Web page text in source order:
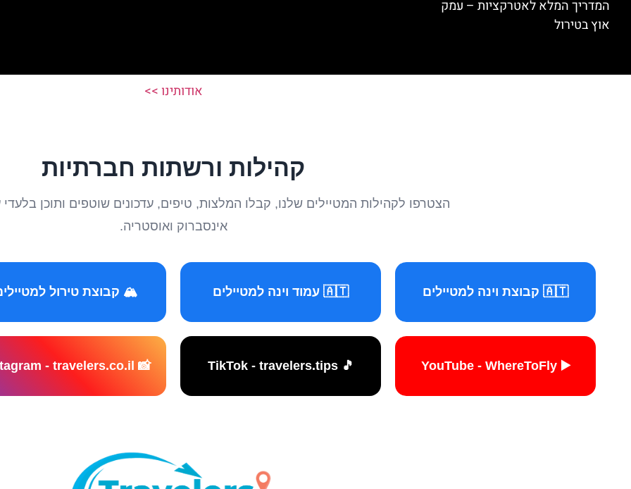
המדריך המלא לאטרקציות – עמק
אוץ בטירול
אודותינו >>
קהילות ורשתות חברתיות
הצטרפו לקהילות המטיילים שלנו, קבלו המלצות, טיפים, עדכונים שוטפים ותוכן בלעדי
אינסברוק ואוסטריה.
🇦🇹 קבוצת וינה למטיילים 🇦🇹 עמוד וינה למטיילים 🏔️ קבוצת טירול
▶️ YouTube - WhereToFly
🎵 TikTok - travelers.tips
📸 Instagram - travelers.co.il